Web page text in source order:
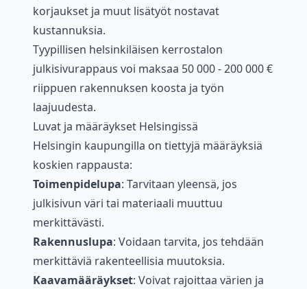
korjaukset ja muut lisätyöt nostavat
kustannuksia.
Tyypillisen helsinkiläisen kerrostalon
julkisivurappaus voi maksaa 50 000 - 200 000 €
riippuen rakennuksen koosta ja työn
laajuudesta.
Luvat ja määräykset Helsingissä
Helsingin kaupungilla on tiettyjä määräyksiä
koskien rappausta:
Toimenpidelupa: Tarvitaan yleensä, jos
julkisivun väri tai materiaali muuttuu
merkittävästi.
Rakennuslupa: Voidaan tarvita, jos tehdään
merkittäviä rakenteellisia muutoksia.
Kaavamääräykset: Voivat rajoittaa värien ja